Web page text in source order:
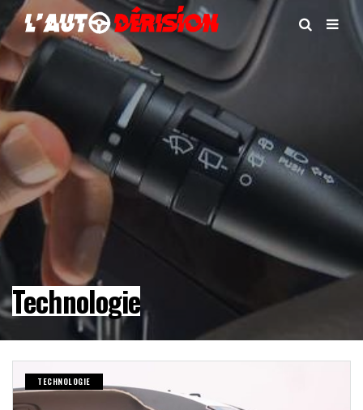
Technologie
TECHNOLOGIE